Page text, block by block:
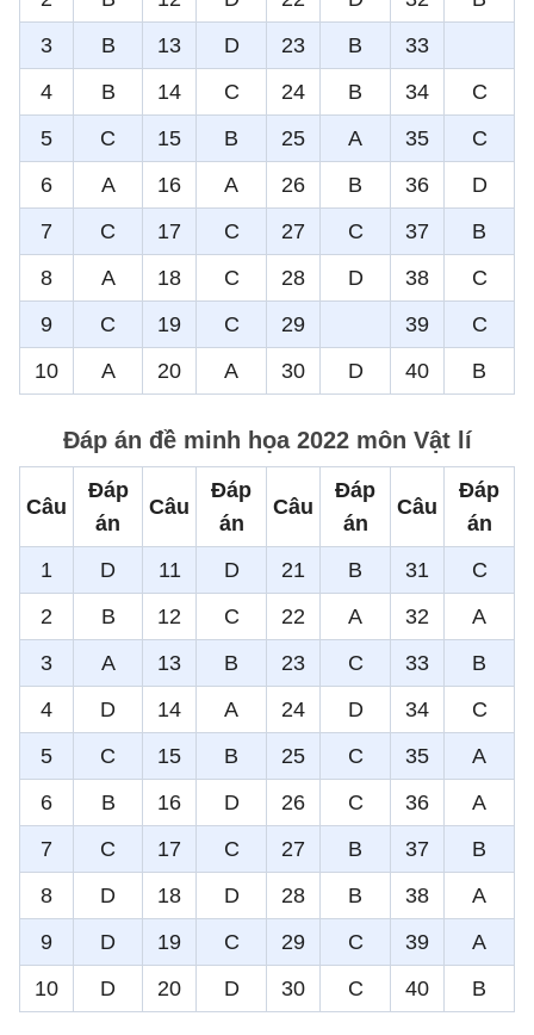
3
B 13 D 23 B
33
4
B 14 C 24 B 34
C
5
C 15 B 25 A 35
C
6
A 16 A 26 B 36
D
7
C 17 C 27 C 37
B
8
A 18 C 28 D 38
C
9
C 19 C 29 39
C
10
A 20 A 30 D 40 B
Đáp án đề minh họa 2022 môn Vật lí
Câu
Đáp
án
Câu
Đáp
án
Câu
Đáp
án
Câu
Đáp
án
1
D 11 D 21 B 31
C
2
B 12 C 22 A 32
A
3
A 13 B 23 C 33
B
4
D 14 A 24 D 34
C
5
C 15 B 25 C 35
A
6
B 16 D 26 C 36
A
7
C 17 C 27 B 37
B
8
D 18 D 28 B 38
A
9
D 19 C 29 C 39
A
10
D 20 D 30 C 40 B